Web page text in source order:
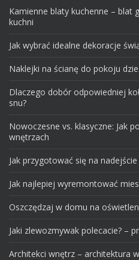
Kamienne blaty kuchenne – blat
kuchni
Jak wybrać idealne dekoracje
Naklejki na ścianę do pokoju
Dlaczego dobór odpowiedniej
snu?
Nowoczesne vs. klasyczne: Jak
wnętrzach
Jak przygotować się na
Jak najlepiej wyremontować
Oszczędzaj w domu na
Jaki zlewozmywak polecacie? –
Architekci wnętrz – architektura